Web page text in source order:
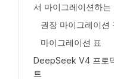
서 마이그레이션하는
권장 마이그레이션
마이그레이션 표
DeepSeek V4 프로
트